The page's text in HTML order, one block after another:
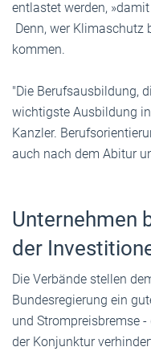
entlastet werden,
Denn, wer Klimaschutz
kommen.
"Die Berufsausbildung,
wichtigste Ausbildung
Kanzler.
auch nach dem Abitur
Unternehmen
der
Die Verbände stellen
Bundesregierung ein
und Strompreisbremse
der Konjunktur